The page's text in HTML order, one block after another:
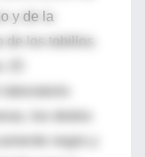
y de la
los tobillos.
El
los dedos
negro y